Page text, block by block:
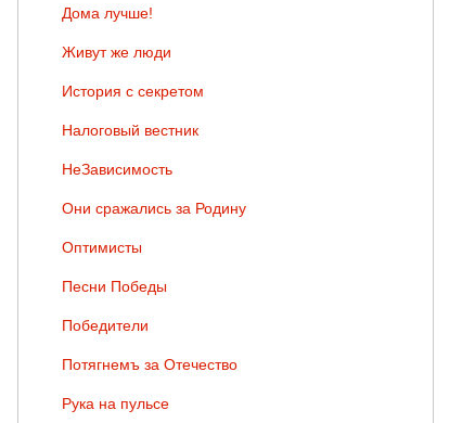
Дома лучше!
Живут же люди
История с секретом
Налоговый вестник
НеЗависимость
Они сражались за Родину
Оптимисты
Песни Победы
Победители
Потягнемъ за Отечество
Рука на пульсе